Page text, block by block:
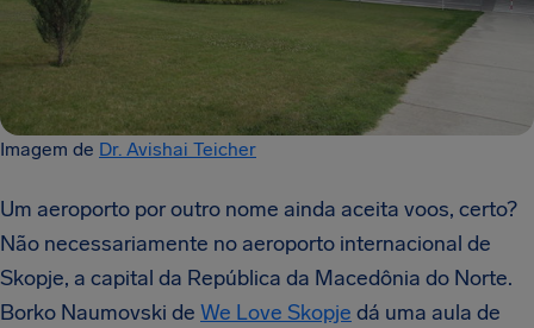
Imagem de Dr. Avishai Teicher
Um aeroporto por outro nome ainda aceita voos, certo?
Não necessariamente no aeroporto internacional de
Skopje, a capital da República da Macedônia do Norte.
Borko Naumovski de We Love Skopje dá uma aula de